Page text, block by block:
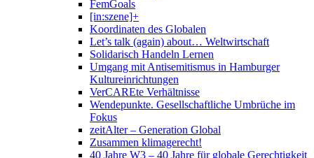
FemGoals
[in:szene]+
Koordinaten des Globalen
Let’s talk (again) about… Weltwirtschaft
Solidarisch Handeln Lernen
Umgang mit Antisemitismus in Hamburger
Kultureinrichtungen
VerCAREte Verhältnisse
Wendepunkte. Gesellschaftliche Umbrüche im
Fokus
zeitAlter – Generation Global
Zusammen klimagerecht!
40 Jahre W3 – 40 Jahre für globale Gerechtigkeit